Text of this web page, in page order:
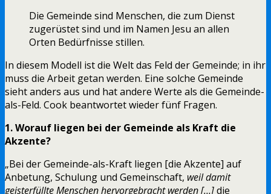
Die Gemeinde sind Menschen, die zum Dienst
zugerüstet sind und im Namen Jesu an allen
Orten Bedürfnisse stillen.
In diesem Modell ist die Welt das Feld der Gemeinde; in ihr
muss die Arbeit getan werden. Eine solche Gemeinde
sieht anders aus und hat andere Werte als die Gemeinde-
als-Feld. Cook beantwortet wieder fünf Fragen.
1. Worauf liegen bei der Gemeinde als Kraft die
Akzente?
„Bei der Gemeinde-als-Kraft liegen [die Akzente] auf
Anbetung, Schulung und Gemeinschaft, weil damit
geisterfüllte Menschen hervorgebracht werden […]die